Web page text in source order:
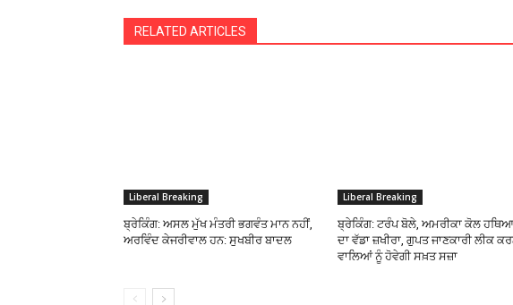
RELATED ARTICLES
Liberal Breaking
ਬ੍ਰੇਕਿੰਗ: ਅਸਲ ਮੁੱਖ ਮੰਤਰੀ ਭਗਵੰਤ ਮਾਨ ਨਹੀਂ,
ਅਰਵਿੰਦ ਕੇਜਰੀਵਾਲ ਹਨ: ਸੁਖਬੀਰ ਬਾਦਲ
Liberal Breaking
ਬ੍ਰੇਕਿੰਗ: ਟਰੰਪ ਬੋਲੇ, ਅਮਰੀਕਾ ਕੋਲ
ਦਾ ਵੱਡਾ ਜ਼ਖੀਰਾ, ਗੁਪਤ ਜਾਣਕਾਰੀ ਲੀਕ
ਵਾਲਿਆਂ ਨੂੰ ਹੋਵੇਗੀ ਸਖ਼ਤ ਸਜ਼ਾ